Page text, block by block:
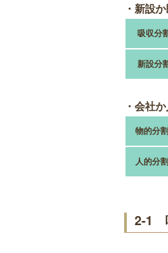
・新設
吸収分
新設分
・会社
物的分割
人的分割
2-1